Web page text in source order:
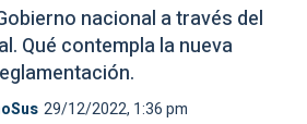
nacional a través del
Qué contempla la nueva
29/12/2022, 1:36 pm